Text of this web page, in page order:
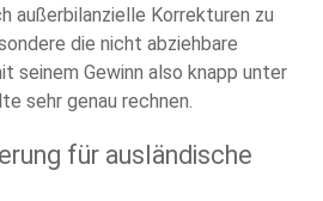
außerbilanzielle Korrekturen zu
die nicht abziehbare
seinem Gewinn also knapp unter
sehr genau rechnen.
für ausländische